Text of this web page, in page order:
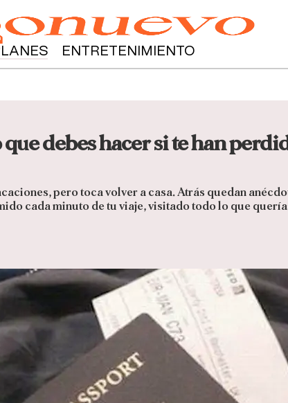
ENTRETENIMIENTO
debes hacer si te han
pero toca volver a casa. Atrás quedan
cada minuto de tu viaje, visitado todo lo que